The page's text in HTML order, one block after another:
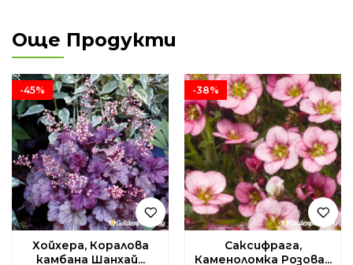
Още Продукти
-45%
Хойхера, Коралова
камбана Шанхай...
-38%
Саксифрага,
Каменоломка Розова...